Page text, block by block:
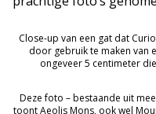
Close-up van een gat dat
door gebruik te maken van
ongeveer 5 centimeter
Deze foto – bestaande uit
toont Aeolis Mons, ook wel